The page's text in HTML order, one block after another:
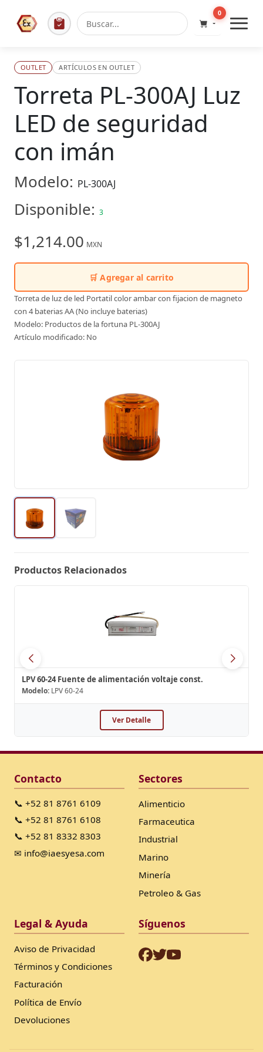
0
Productos Relacionados
LPV 60-24 Fuente de alimentación voltaje const.
Modelo: LPV 60-24
Ver Detalle
OUTLET ARTÍCULOS EN OUTLET
Torreta PL-300AJ Luz
LED de seguridad
con imán
Modelo: PL-300AJ
Disponible: 3
$1,214.00 MXN
🛒 Agregar al carrito
Torreta de luz de led Portatil color ambar con fijacion de magneto
con 4 baterias AA (No incluye baterias)
Modelo: Productos de la fortuna PL-300AJ
Artículo modificado: No
Contacto
📞 +52 81 8761 6109
📞 +52 81 8761 6108
📞 +52 81 8332 8303
✉ info@iaesyesa.com
Sectores
Alimenticio
Farmaceutica
Industrial
Marino
Minería
Petroleo & Gas
Legal & Ayuda
Aviso de Privacidad
Términos y Condiciones
Facturación
Política de Envío
Devoluciones
Síguenos